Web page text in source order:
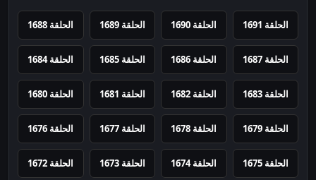
الحلقة 1691 الحلقة 1690 الحلقة 1689 الحلقة 1688
الحلقة 1687 الحلقة 1686 الحلقة 1685 الحلقة 1684
الحلقة 1683 الحلقة 1682 الحلقة 1681 الحلقة 1680
الحلقة 1679 الحلقة 1678 الحلقة 1677 الحلقة 1676
الحلقة 1675 الحلقة 1674 الحلقة 1673 الحلقة 1672